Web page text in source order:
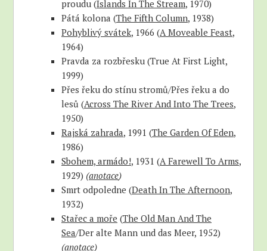
proudu (Islands In The Stream, 1970)
Pátá kolona (The Fifth Column, 1938)
Pohyblivý svátek, 1966 (A Moveable Feast,
1964)
Pravda za rozbřesku (True At First Light,
1999)
Přes řeku do stínu stromů/Přes řeku a do
lesů (Across The River And Into The Trees,
1950)
Rajská zahrada, 1991 (The Garden Of Eden,
1986)
Sbohem, armádo!, 1931 (A Farewell To Arms,
1929) (anotace)
Smrt odpoledne (Death In The Afternoon,
1932)
Stařec a moře (The Old Man And The
Sea/Der alte Mann und das Meer, 1952)
(anotace)